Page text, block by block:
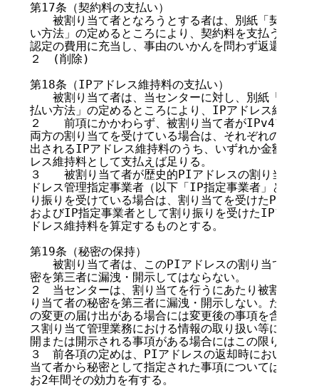
第17条（契約料の支払い）
被割り当て者となろうとする者は、別紙「契約料・
い方法」の定めるところにより、契約料を支払うもの
認定の費用に充当し、事由のいかんを問わず返還しない
２　(削除)
第18条（IPアドレス維持料の支払い）
被割り当て者は、当センターに対し、別紙「契約料
払い方法」の定めるところにより、IPアドレス維持料
２　　前項にかかわらず、被割り当て者がIPv4アドレ
両方の割り当てを受けている場合は、それぞれのIPア
出されるIPアドレス維持料のうち、いずれか金額の高
レス維持料として支払えば足りる。
３　　被割り当て者が歴史的PIアドレスの割り当てを
ドレス管理指定事業者（以下「IP指定事業者」という
り振りを受けている場合は、割り当てを受けたPIアド
およびIP指定事業者として割り振りを受けたIPアドレ
ドレス維持料を算定するものとする。
第19条（秘密の保持）
被割り当て者は、このPIアドレスの割り当てにより
密を第三者に漏洩・開示してはならない。
２　当センターは、割り当てを行うにあたり被割り当
り当て者の秘密を第三者に漏洩・開示しない。ただし
の変更の届け出がある場合には変更後の事項を含む）
ス割り当て管理業務における情報の取り扱い等に関す
開または開示される事項がある場合にはこの限りでない
３　前各項の定めは、PIアドレスの返却時において、
当て者から秘密として指定された事項については、こ
お2年間その効力を有する。